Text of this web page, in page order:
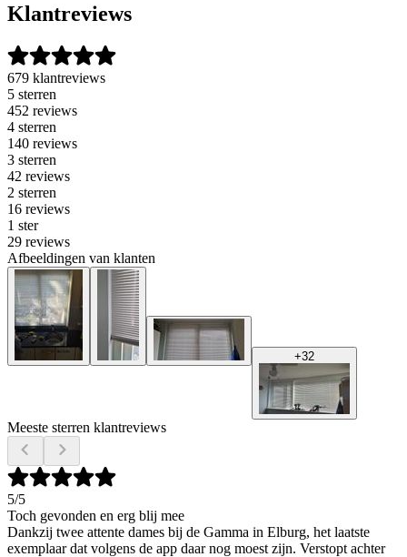
Klantreviews
679 klantreviews
5 sterren
452 reviews
4 sterren
140 reviews
3 sterren
42 reviews
2 sterren
16 reviews
1 ster
29 reviews
Afbeeldingen van klanten
+32
Meeste sterren klantreviews
5/5
Toch gevonden en erg blij mee
Dankzij twee attente dames bij de Gamma in Elburg, het laatste
exemplaar dat volgens de app daar nog moest zijn. Verstopt achter